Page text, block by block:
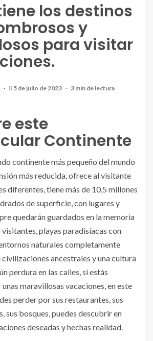
los destinos
y
para visitar
5 de julio de 2023 3 min de lectura
este
Continente
continente más pequeño del mundo
más reducida, ofrece al visitante
diferentes, tiene más de 10,5 millones
de superficie, con lugares y
quedarán guardados en la memoria
playas paradisíacas con
naturales completamente
civilizaciones ancestrales y una cultura
perdura en las calles, si estás
maravillosas vacaciones, en este
perder por sus restaurantes, sus
sus bosques, puedes descubrir en
deseadas y hechas realidad.